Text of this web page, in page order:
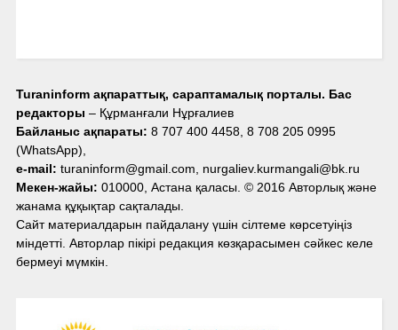
Turaninform ақпараттық, сараптамалық порталы. Бас
редакторы – Құрманғали Нұрғалиев
Байланыс ақпараты: 8 707 400 4458, 8 708 205 0995
(WhatsApp),
e-mail: turaninform@gmail.com, nurgaliev.kurmangali@bk.ru
Мекен-жайы: 010000, Астана қаласы. © 2016 Авторлық және
жанама құқықтар сақталады.
Сайт материалдарын пайдалану үшін сілтеме көрсетуіңіз
міндетті. Авторлар пікірі редакция көзқарасымен сәйкес келе
бермеуі мүмкін.